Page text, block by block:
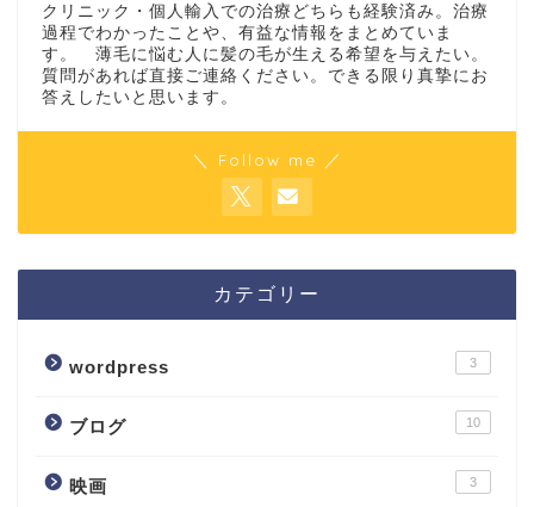
クリニック・個人輸入での治療どちらも経験済み。治療
過程でわかったことや、有益な情報をまとめていま
す。 薄毛に悩む人に髪の毛が生える希望を与えたい。
質問があれば直接ご連絡ください。できる限り真摯にお
答えしたいと思います。
＼ Follow me ／
カテゴリー
wordpress 3
ブログ 10
映画 3